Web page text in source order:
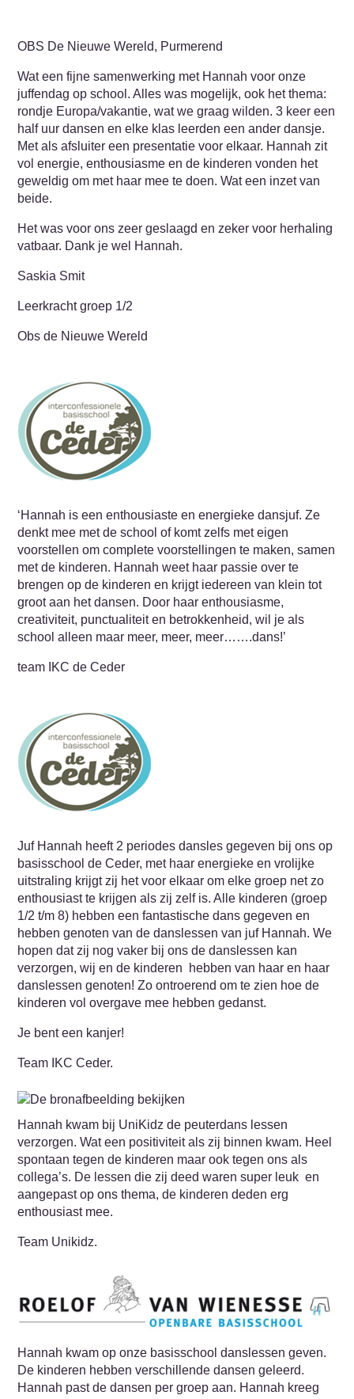
OBS De Nieuwe Wereld, Purmerend
Wat een fijne samenwerking met Hannah voor onze
juffendag op school. Alles was mogelijk, ook het thema:
rondje Europa/vakantie, wat we graag wilden. 3 keer een
half uur dansen en elke klas leerden een ander dansje.
Met als afsluiter een presentatie voor elkaar. Hannah zit
vol energie, enthousiasme en de kinderen vonden het
geweldig om met haar mee te doen. Wat een inzet van
beide.
Het was voor ons zeer geslaagd en zeker voor herhaling
vatbaar. Dank je wel Hannah.
Saskia Smit
Leerkracht groep 1/2
Obs de Nieuwe Wereld
‘Hannah is een enthousiaste en energieke dansjuf. Ze
denkt mee met de school of komt zelfs met eigen
voorstellen om complete voorstellingen te maken, samen
met de kinderen. Hannah weet haar passie over te
brengen op de kinderen en krijgt iedereen van klein tot
groot aan het dansen. Door haar enthousiasme,
creativiteit, punctualiteit en betrokkenheid, wil je als
school alleen maar meer, meer, meer…….dans!’
team IKC de Ceder
Juf Hannah heeft 2 periodes dansles gegeven bij ons op
basisschool de Ceder, met haar energieke en vrolijke
uitstraling krijgt zij het voor elkaar om elke groep net zo
enthousiast te krijgen als zij zelf is. Alle kinderen (groep
1/2 t/m 8) hebben een fantastische dans gegeven en
hebben genoten van de danslessen van juf Hannah. We
hopen dat zij nog vaker bij ons de danslessen kan
verzorgen, wij en de kinderen hebben van haar en haar
danslessen genoten! Zo ontroerend om te zien hoe de
kinderen vol overgave mee hebben gedanst.
Je bent een kanjer!
Team IKC Ceder.
Hannah kwam bij UniKidz de peuterdans lessen
verzorgen. Wat een positiviteit als zij binnen kwam. Heel
spontaan tegen de kinderen maar ook tegen ons als
collega’s. De lessen die zij deed waren super leuk en
aangepast op ons thema, de kinderen deden erg
enthousiast mee.
Team Unikidz.
Hannah kwam op onze basisschool danslessen geven.
De kinderen hebben verschillende dansen geleerd.
Hannah past de dansen per groep aan. Hannah kreeg